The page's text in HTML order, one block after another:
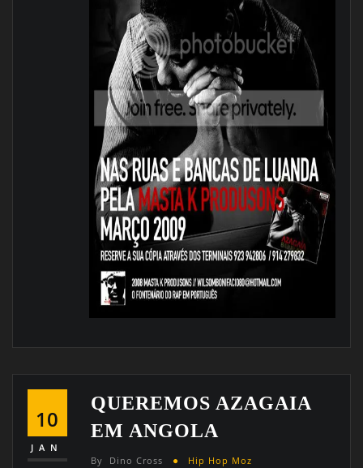
10
JAN
QUEREMOS AZAGAIA
EM ANGOLA
By Dino Cross Hip Hop Moz